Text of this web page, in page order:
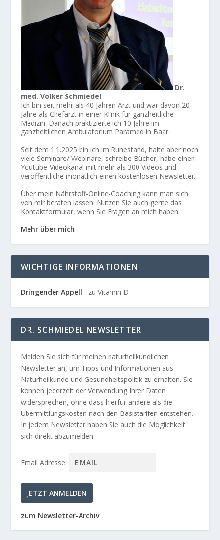
Dr.
med. Volker Schmiedel
Ich bin seit mehr als 40 Jahren Arzt und war davon 20
Jahre als Chefarzt in einer Klinik für ganzheitliche
Medizin. Danach praktizierte ich 10 Jahre im
ganzheitlichen Ambulatorium Paramed in Baar.
Seit dem 1.1.2025 bin ich im Ruhestand, halte aber noch
viele Seminare/ Webinare, schreibe Bücher, habe einen
Youtube-Videokanal mit mehr als 300 Videos und
veröffentliche monatlich einen kostenlosen Newsletter.
Über mein Nährstoff-Online-Coaching kann man sich
von mir beraten lassen. Nutzen Sie auch gerne das
Kontaktformular, wenn Sie Fragen an mich haben.
Mehr über mich
WICHTIGE INFORMATIONEN
Dringender Appell - zu Vitamin D
DR. SCHMIEDEL NEWSLETTER
Melden Sie sich für meinen naturheilkundlichen
Newsletter an, um Tipps und Informationen aus
Naturheilkunde und Gesundheitspolitik zu erhalten. Sie
können jederzeit der Verwendung Ihrer Daten
widersprechen, ohne dass hierfür andere als die
Übermittlungskosten nach den Basistarifen entstehen.
In jedem Newsletter haben Sie auch die Möglichkeit
sich direkt abzumelden.
Email Adresse:
zum Newsletter-Archiv